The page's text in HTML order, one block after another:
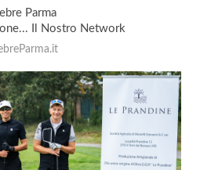
Parma
Il Nostro Network